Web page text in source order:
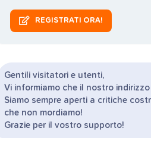
REGISTRATI ORA!
Gentili visitatori e utenti,
Vi informiamo che il nostro
Siamo sempre aperti a critiche
che non mordiamo!
Grazie per il vostro supporto!